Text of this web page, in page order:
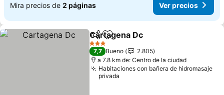
Mira precios de 2 páginas Ver precios
CompartirAgregar a favoritos
Cartagena Dc
3 Estrellas
7,7 Bueno
2.805
a 7.8 km de: Centro de la ciudad
Habitaciones con bañera de hidromasaje
privada